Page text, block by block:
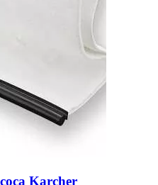
Karcher